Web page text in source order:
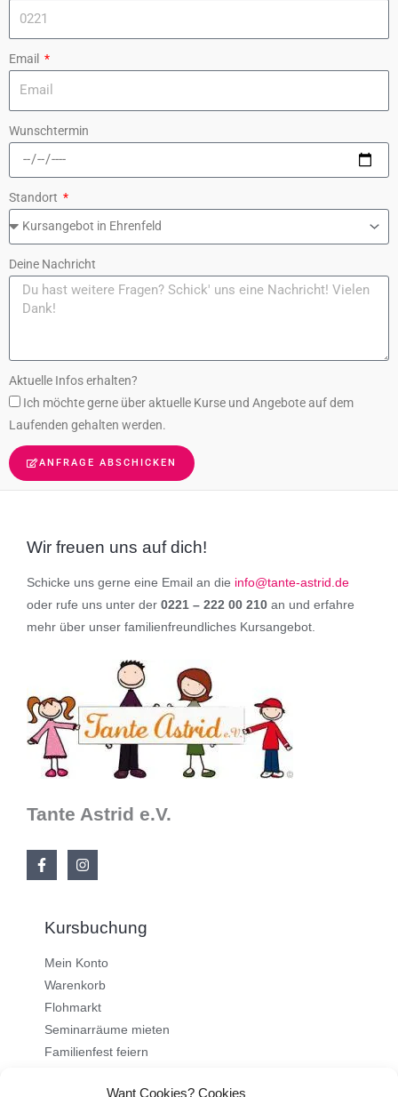
Want Cookies? Cookies
Email
Wunschtermin
Standort
Deine Nachricht
Aktuelle Infos erhalten?
Ich möchte gerne über aktuelle Kurse und Angebote auf dem
Laufenden gehalten werden.
ANFRAGE ABSCHICKEN
Wir freuen uns auf dich!
Schicke uns gerne eine Email an die info@tante-astrid.de
oder rufe uns unter der 0221 – 222 00 210 an und erfahre
mehr über unser familienfreundliches Kursangebot.
Tante Astrid e.V.
Kursbuchung
Mein Konto
Warenkorb
Flohmarkt
Seminarräume mieten
Familienfest feiern